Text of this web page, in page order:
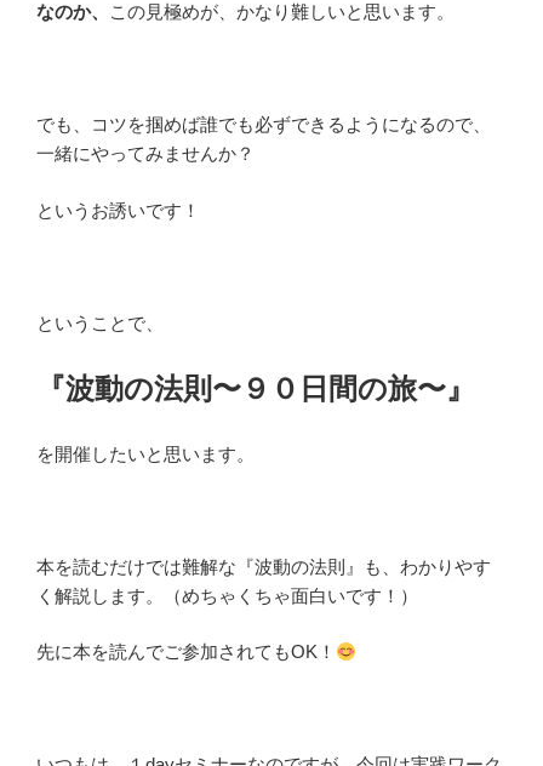
なのか、
この見極めが、かなり難しいと思います。
でも、コツを掴めば誰でも必ずできるようになるので、
一緒にやってみませんか？
というお誘いです！
ということで、
『波動の法則〜９０日間の旅〜』
を開催したいと思います。
本を読むだけでは難解な『波動の法則』も、わかりやす
く解説します。（めちゃくちゃ面白いです！）
先に本を読んでご参加されてもOK！